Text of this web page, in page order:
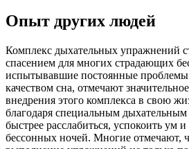
Опыт других людей
Комплекс дыхательных упражнений
спасением для многих страдающих
испытывавшие постоянные
качеством сна, отмечают
внедрения этого комплекса в свою
благодаря специальным дыхательным
быстрее расслабиться, успокоить ум и
бессонных ночей. Многие отмечают,